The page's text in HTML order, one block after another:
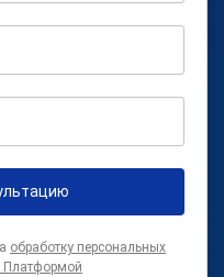
обработку персональных
Платформой